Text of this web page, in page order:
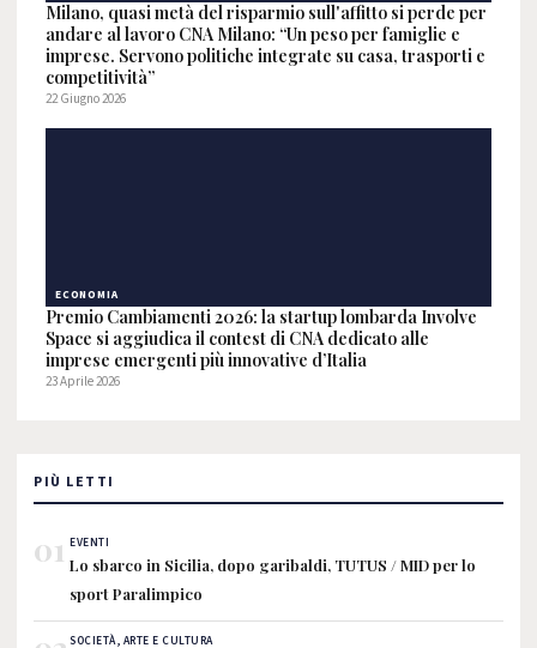
Milano, quasi metà del risparmio sull'affitto si perde per
andare al lavoro CNA Milano: “Un peso per famiglie e
imprese. Servono politiche integrate su casa, trasporti e
competitività”
22 Giugno 2026
ECONOMIA
Premio Cambiamenti 2026: la startup lombarda Involve
Space si aggiudica il contest di CNA dedicato alle
imprese emergenti più innovative d’Italia
23 Aprile 2026
PIÙ LETTI
01 EVENTI
Lo sbarco in Sicilia, dopo garibaldi, TUTUS / MID per lo
sport Paralimpico
SOCIETÀ, ARTE E CULTURA